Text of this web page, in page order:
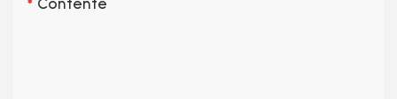
Contente